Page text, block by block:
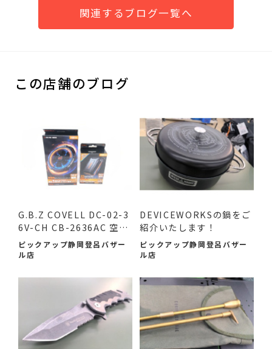
関連するブログ一覧へ
この店舗のブログ
G.B.Z COVELL DC-02-3
6V-CH CB-2636AC 空調
作業服...
ピックアップ静岡登呂バザー
ル店
DEVICEWORKSの鍋をご
紹介いたします！
ピックアップ静岡登呂バザー
ル店